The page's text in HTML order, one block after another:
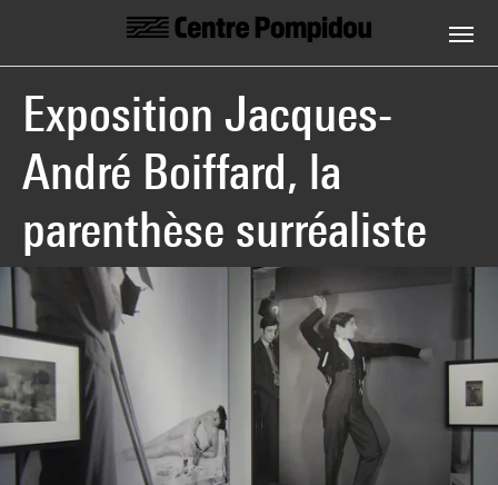
Centre Pompidou
Exposition Jacques-
André Boiffard, la
parenthèse surréaliste